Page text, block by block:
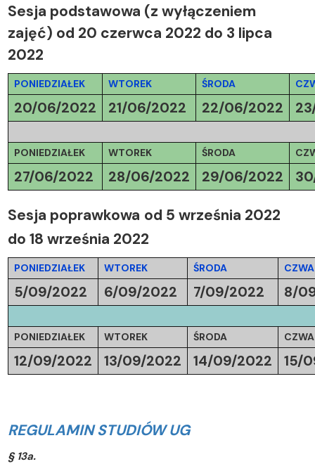
Sesja podstawowa (z wyłączeniem
zajęć) od 20 czerwca 2022 do 3 lipca
2022
PONIEDZIAŁEK WTOREK ŚRODA
20/06/2022 21/06/2022 22/06/2022
PONIEDZIAŁEK WTOREK ŚRODA
27/06/2022 28/06/2022 29/06/2022
Sesja poprawkowa od 5 września 2022
do 18 września 2022
PONIEDZIAŁEK WTOREK ŚRODA
5/09/2022 6/09/2022 7/09/2022 8/
PONIEDZIAŁEK WTOREK ŚRODA
12/09/2022 13/09/2022 14/09/2022 15/
REGULAMIN STUDIÓW UG
§ 13a.